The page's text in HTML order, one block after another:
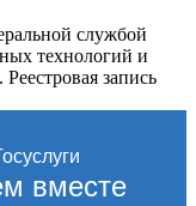
службой
технологий и
запись
вместе